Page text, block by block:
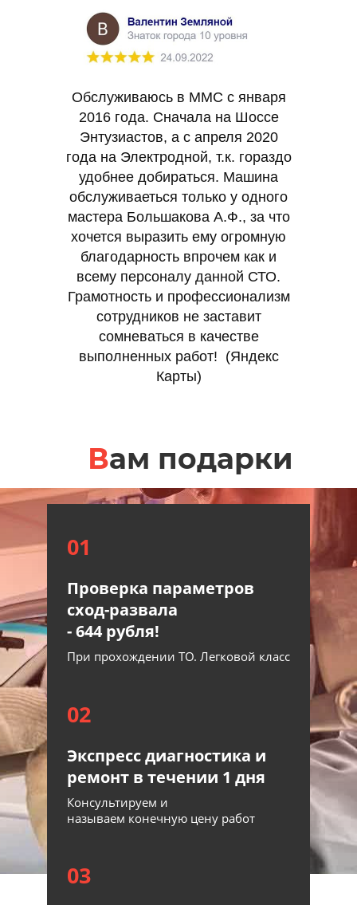
Обслуживаюсь в MMC с января
2016 года. Сначала на Шоссе
Энтузиастов, а с апреля 2020
года на Электродной, т.к. гораздо
удобнее добираться. Машина
обслуживаеться только у одного
мастера Большакова А.Ф., за что
хочется выразить ему огромную
благодарность впрочем как и
всему персоналу данной СТО.
Грамотность и профессионализм
сотрудников не заставит
сомневаться в качестве
выполненных работ! (Яндекс
Карты)
Вам подарки
01
Проверка параметров
сход-развала
- 644 рубля!
При прохождении ТО. Легковой класс
02
Экспресс диагностика и
ремонт в течении 1 дня
Консультируем и
называем конечную цену работ
03